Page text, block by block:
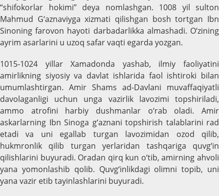
“shifokorlar hokimi” deya nomlashgan. 1008 yil sulton
Mahmud G‘aznaviyga xizmati qilishgan bosh tortgan Ibn
Sinoning farovon hayoti darbadarlikka almashadi. O‘zining
ayrim asarlarini u uzoq safar vaqti egarda yozgan.
1015-1024 yillar Xamadonda yashab, ilmiy faoliyatini
amirlikning siyosiy va davlat ishlarida faol ishtiroki bilan
umumlashtirgan. Amir Shams ad-Davlani muvaffaqiyatli
davоlaganligi uchun unga vazirlik lavozimi topshiriladi,
ammo atrofini harbiy dushmanlar o‘rab oladi. Amir
askarlarning Ibn Sinoga g‘aznani topshirish talablarini rad
etadi va uni egallab turgan lavozimidan ozod qilib,
hukmronlik qilib turgan yerlaridan tashqariga quvg‘in
qilishlarini buyuradi. Oradan qirq kun o‘tib, amirning ahvoli
yana yomonlashib qolib. Quvg‘inlikdagi olimni topib, uni
yana vazir etib tayinlashlarini buyuradi.